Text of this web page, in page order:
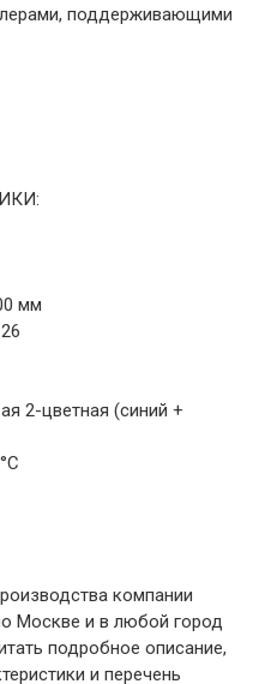
поддерживающими
мм
2-цветная (синий +
компании
Москве и в любой город
подробное описание,
и перечень